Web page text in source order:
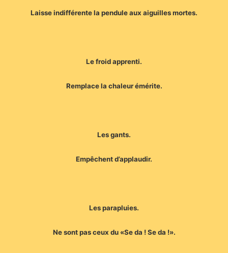
Laisse indifférente la pendule aux aiguilles mortes.
Le froid apprenti.
Remplace la chaleur émérite.
Les gants.
Empêchent d’applaudir.
Les parapluies.
Ne sont pas ceux du «Se da ! Se da !».